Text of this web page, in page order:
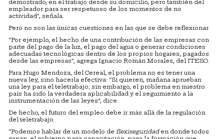
demostrado, en el trabajo desde su domicilio, pero también del
empleador para ser respetuoso de los momentos de no
actividad”, señala.
Pero no son las únicas cuestiones en las que se debe reflexionar.
“Por ejemplo, el hecho de una contribución de las empresas con
parte del pago de la luz, el pago del agua o generar condiciones
adecuadas tecnológicas dentro de los propios hogares, pagados
desde las empresas”, agrega Ignacio Román Morales, del ITESO.
Para Hugo Mendoza, del Cereal, el problema no es tener una
nueva ley, sino hacerla efectiva: “Si quieren, mañana aprueban
una ley para el teletrabajo; sin embargo, el problema en nuestro
país ha sido la verdadera aplicabilidad y el seguimiento a la
instrumentación de las leyes”, dice.
De hecho, el futuro del empleo debe ir más allá de la regulación
del teletrabajo.
“Podemos hablar de un modelo de flexiseguridaden donde todos